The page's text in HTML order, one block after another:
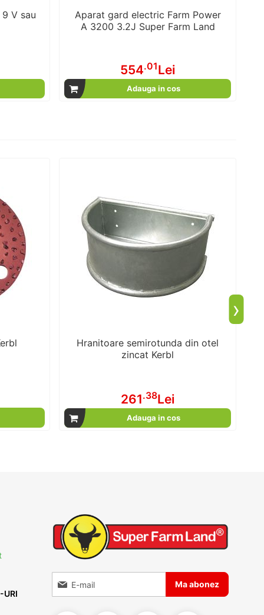
V sau
Aparat gard electric Farm Power
A 3200 3.2J Super Farm Land
554.01Lei
Adauga in cos
Hranitoare semirotunda din otel
zincat Kerbl
261.38Lei
Adauga in cos
›
URI
Inscrieti-va la Buletinele noastre informative
Ma abonez